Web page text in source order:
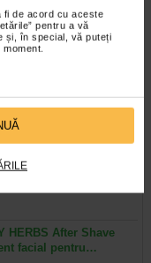
fi de acord cu aceste
pentru a vă
și, în special, vă puteți
de la Genera, ce contine…
HERBS After Shave
facial pentru…